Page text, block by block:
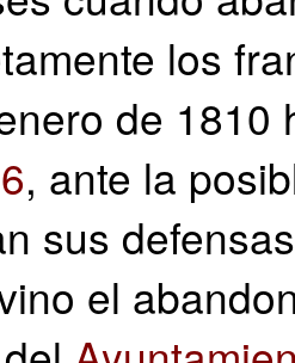
los
de
, ante la
sus
el